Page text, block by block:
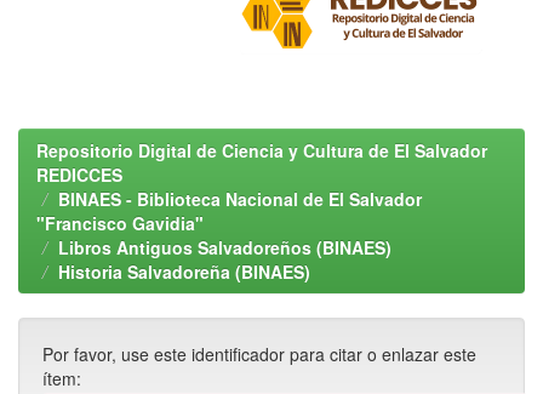
Repositorio Digital de Ciencia y Cultura de El Salvador
REDICCES
BINAES - Biblioteca Nacional de El Salvador
"Francisco Gavidia"
Libros Antiguos Salvadoreños (BINAES)
Historia Salvadoreña (BINAES)
Por favor, use este identificador para citar o enlazar este
ítem: